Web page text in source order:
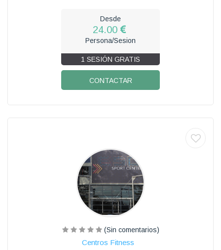
Desde
24.00
Persona/Sesion
1 SESIÓN GRATIS
CONTACTAR
(Sin comentarios)
Centros Fitness